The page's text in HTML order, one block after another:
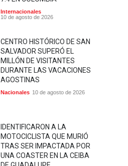
Internacionales
10 de agosto de 2026
CENTRO HISTÓRICO DE SAN
SALVADOR SUPERÓ EL
MILLÓN DE VISITANTES
DURANTE LAS VACACIONES
AGOSTINAS
Nacionales 10 de agosto de 2026
IDENTIFICARON A LA
MOTOCICLISTA QUE MURIÓ
TRAS SER IMPACTADA POR
UNA COASTER EN LA CEIBA